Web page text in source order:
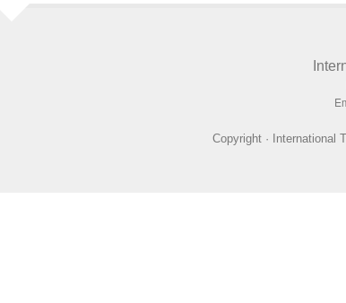
Copyright · International